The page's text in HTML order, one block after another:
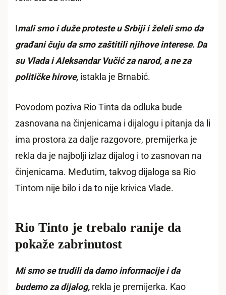
mali smo i duže proteste u Srbiji i želeli smo da
građani čuju da smo zaštitili njihove interese. Da
su Vlada i Aleksandar Vučić za narod, a ne za
političke hirove, istakla je Brnabić.
Povodom poziva Rio Tinta da odluka bude
zasnovana na činjenicama i dijalogu i pitanja da li
ima prostora za dalje razgovore, premijerka je
rekla da je najbolji izlaz dijalog i to zasnovan na
činjenicama. Međutim, takvog dijaloga sa Rio
Tintom nije bilo i da to nije krivica Vlade.
Rio Tinto je trebalo ranije da
pokaže zabrinutost
Mi smo se trudili da damo informacije i da
budemo za dijalog, rekla je premijerka. Kao